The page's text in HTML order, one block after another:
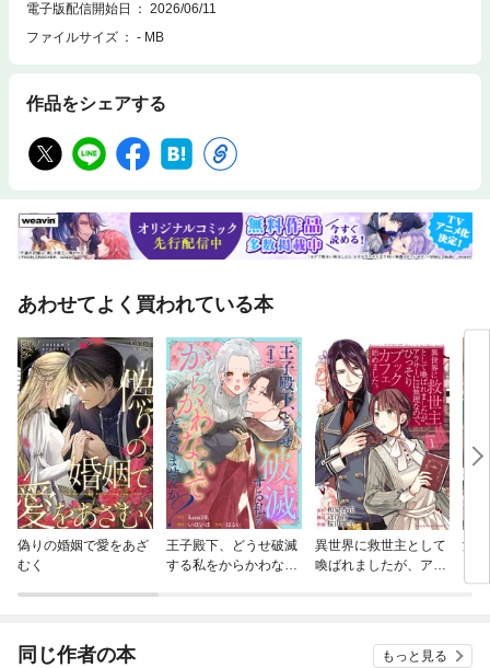
電子版配信開始日
2026/06/11
ファイルサイズ
- MB
作品をシェアする
あわせてよく買われている本
偽りの婚姻で愛をあざ
むく
王子殿下、どうせ破滅
する私をからかわない
異世界に救世主として
喚ばれましたが、アラ
没
た
同じ作者の本 もっと見る